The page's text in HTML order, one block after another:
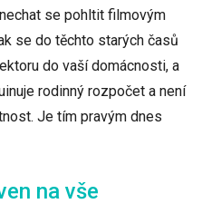
se pohltit filmovým
se do těchto starých časů
do vaší domácnosti, a
rodinný rozpočet a není
Je tím pravým dnes
na vše